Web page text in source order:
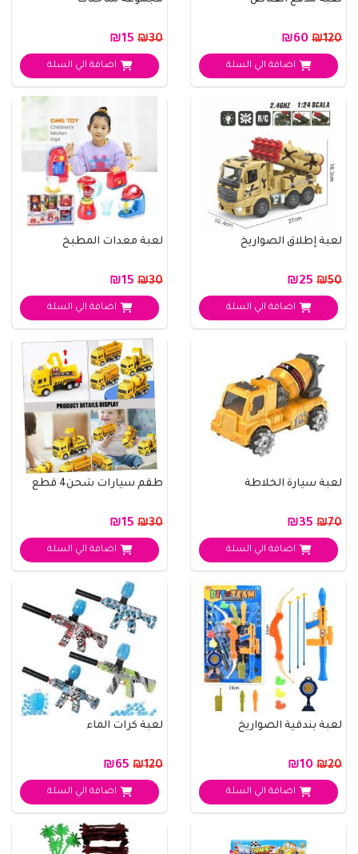
₪120
اضافة الي السلة
₪30
اضافة الي السلة
لعبة إطلاق الصواريخ
₪50
اضافة الي السلة
لعبة معدات المطبخ
₪30
اضافة الي السلة
لعبة سيارة الخلاطة
₪70
اضافة الي السلة
طقم سيارات شحن4 قطع
₪30
اضافة الي السلة
لعبة بندقية الصواريخ
₪20
اضافة الي السلة
لعبة كرات الماء
₪120
اضافة الي السلة